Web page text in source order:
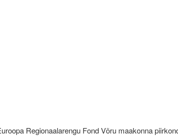
Regionaalarengu Fond Võru maakonna